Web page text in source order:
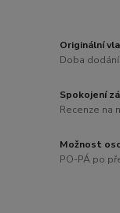
Originální
Doba
Spokojení
Recenze na
Možnost
PO-PÁ po